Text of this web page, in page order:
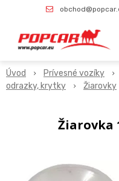
Úvod Prívesné vozíky
odrazky, krytky
Žiarovky
Žiarovka